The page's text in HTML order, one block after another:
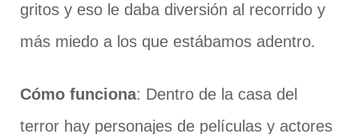
gritos y eso le daba diversión al recorrido y
más miedo a los que estábamos adentro.
Cómo funciona: Dentro de la casa del
terror hay personajes de películas y actores